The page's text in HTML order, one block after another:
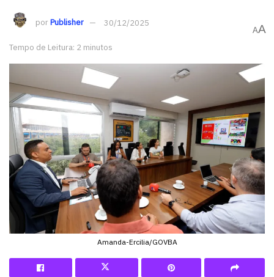
porPublisher 30/12/2025
Tempo de Leitura: 2 minutos
AA
Amanda-Ercilia/GOVBA